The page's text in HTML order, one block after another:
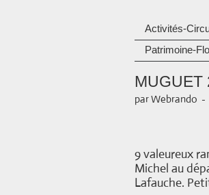
Activités-
Patrimoine-
MUGUET
par Webrando -
9 valeureux
Michel au
Lafauche.